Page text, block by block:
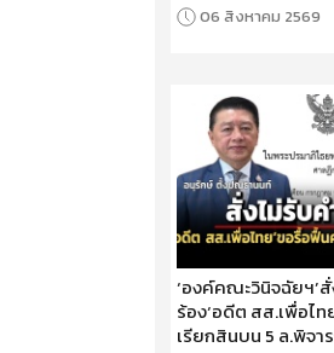
06 สิงหาคม 2569
‘องค์คณะวินิจฉัยฯ’
ร้อง‘อดีต สส.เพื่อไ
เรียกสินบน 5 ล.พิจา